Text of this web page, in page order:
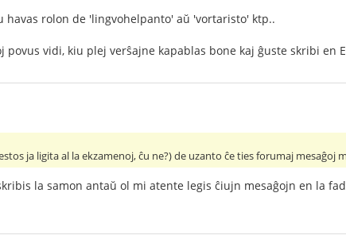
rolon de 'lingvohelpanto' aŭ 'vortaristo' ktp..
vidi, kiu plej verŝajne kapablas bone kaj ĝuste skribi en
ja ligita al la ekzamenoj, ĉu ne?) de uzanto ĉe ties forumaj mesaĝoj
la samon antaŭ ol mi atente legis ĉiujn mesaĝojn en la